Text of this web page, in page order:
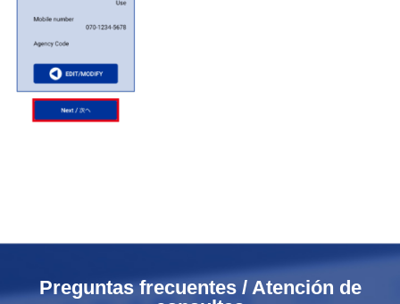
Preguntas frecuentes / Atención de